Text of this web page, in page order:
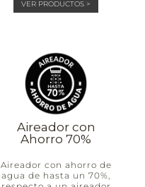
VER PRODUCTOS >
Aireador con
Ahorro 70%
Aireador con ahorro de
agua de hasta un 70%,